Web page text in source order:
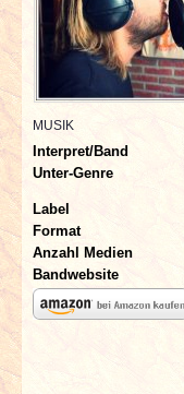
INTERVIEWS
SPECIALS
REDAKTION
ARCHIV
MUSIK
Interpret/Band
Unter-Genre
Label
Format
Anzahl Medien
Bandwebsite